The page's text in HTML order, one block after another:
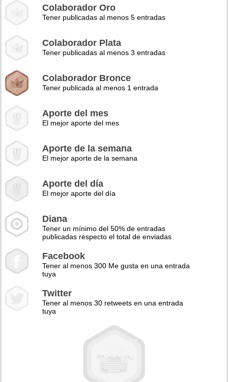
Colaborador Oro
Tener publicadas al menos 5 entradas
Colaborador Plata
Tener publicadas al menos 3 entradas
Colaborador Bronce
Tener publicada al menos 1 entrada
Aporte del mes
El mejor aporte del mes
Aporte de la semana
El mejor aporte de la semana
Aporte del día
El mejor aporte del día
Diana
Tener un mínimo del 50% de entradas
publicadas respecto el total de enviadas
Facebook
Tener al menos 300 Me gusta en una entrada
tuya
Twitter
Tener al menos 30 retweets en una entrada
tuya